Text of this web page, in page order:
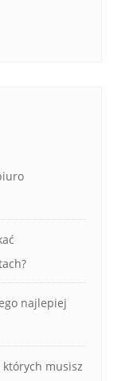
najlepiej
których musisz